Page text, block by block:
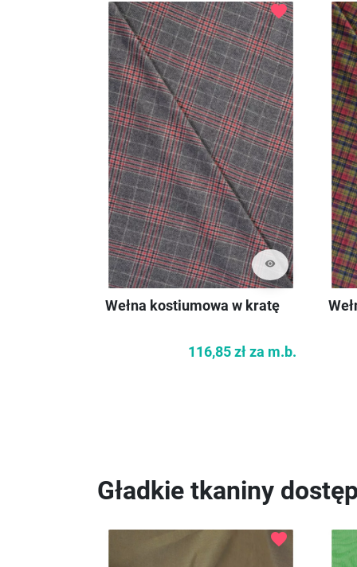
visibility
favorite
Wełna kostiumowa w kratę
116,85 złza m.b.
Gładkie tkaniny
favorite